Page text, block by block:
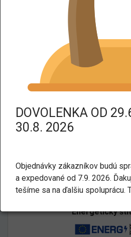
Osobné a SUV
LANDSAIL QIRIN
235/35 R19 91W
Energetický
DOVOLENKA OD
30.8. 2026
Objednávky zákazníkov budú
a expedované od 7.9. 2026.
tešíme sa na ďalšiu spoluprácu.